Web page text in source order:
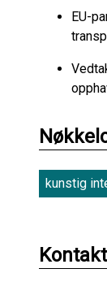
EU-
kunstig